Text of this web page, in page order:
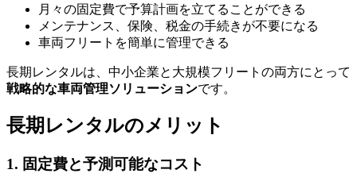
月々の固定費で予算計画を立てることができる
メンテナンス、保険、税金の手続きが不要になる
車両フリートを簡単に管理できる
長期レンタルは、中小企業と大規模フリートの両方にとって
戦略的な車両管理ソリューションです。
長期レンタルのメリット
1. 固定費と予測可能なコスト